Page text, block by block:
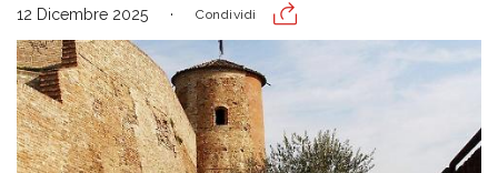
12 Dicembre 2025 Condividi